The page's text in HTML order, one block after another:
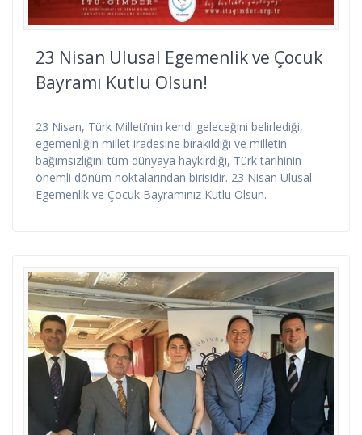
23 Nisan Ulusal Egemenlik ve Çocuk
Bayramı Kutlu Olsun!
23 Nisan, Türk Milleti’nin kendi geleceğini belirlediği,
egemenliğin millet iradesine bırakıldığı ve milletin
bağımsızlığını tüm dünyaya haykırdığı, Türk tarihinin
önemli dönüm noktalarından birisidir. 23 Nisan Ulusal
Egemenlik ve Çocuk Bayramınız Kutlu Olsun.